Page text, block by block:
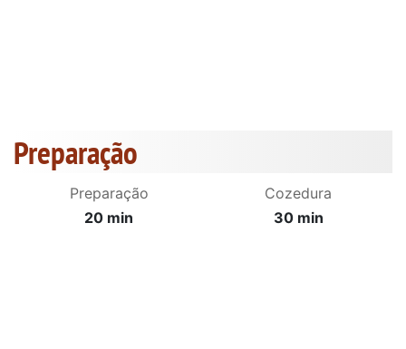
Preparação
Preparação
20 min
Cozedura
30 min